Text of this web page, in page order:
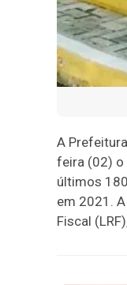
A
feira (02) o
últimos
em 2021.
Fiscal